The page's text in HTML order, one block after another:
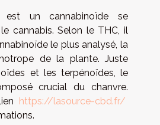
est un cannabinoïde se
cannabis. Selon le THC, il
le plus analysé, la
de la plante. Juste
et les terpénoïdes, le
crucial du chanvre.
https://lasource-cbd.fr/